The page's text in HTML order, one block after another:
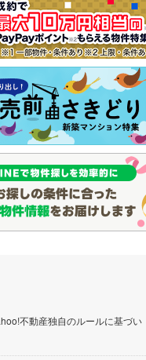
不動産独自のルールに基づい